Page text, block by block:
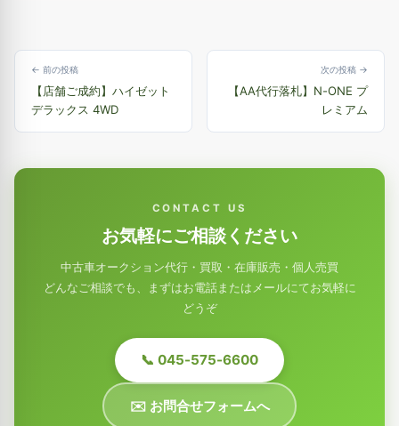
← 前の投稿
【店舗ご成約】ハイゼット
デラックス 4WD
次の投稿 →
【AA代行落札】N-ONE プ
レミアム
CONTACT US
お気軽にご相談ください
中古車オークション代行・買取・在庫販売・個人売買
どんなご相談でも、まずはお電話またはメールにてお気軽に
どうぞ
📞 045-575-6600
✉️ お問合せフォームへ